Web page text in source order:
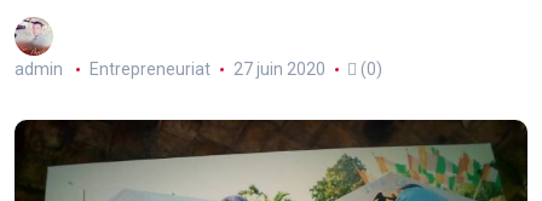
admin Entrepreneuriat 27 juin 2020 (0)